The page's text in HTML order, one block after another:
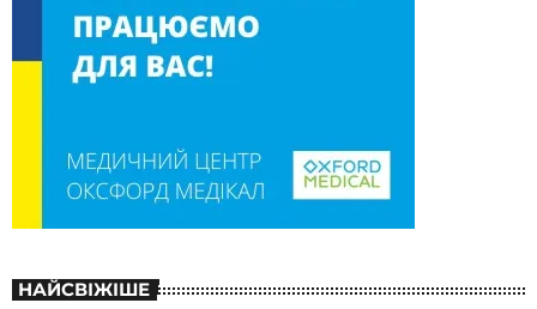
НАЙСВІЖІШЕ